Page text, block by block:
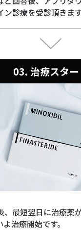
ン診療を受診頂きます
03. 治療スター
、最短翌日に治療薬
治療開始です。